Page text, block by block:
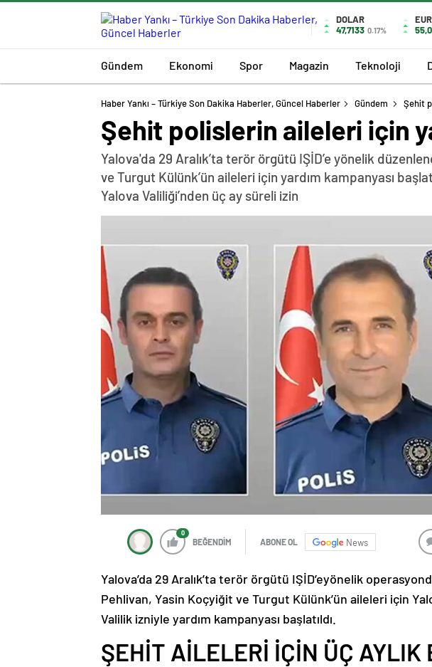
DOLAR
47,7133 0.17%
Gündem Ekonomi Spor Magazin Teknoloji
Haber Yankı – Türkiye Son Dakika Haberler, Güncel Haberler Gündem Şehit
Şehit polislerin aileleri için
Yalova'da 29 Aralık’ta terör örgütü IŞİD’e yönelik
ve Turgut Külünk’ün aileleri için yardım kampanyası
Yalova Valiliği’nden üç ay süreli izin
0
BEĞENDİM ABONE OL News
Yalova’da 29 Aralık’ta terör örgütü IŞİD’eyönelik
Pehlivan, Yasin Koçyiğit ve Turgut Külünk’ün aileleri için
Valilik izniyle yardım kampanyası başlatıldı.
ŞEHİT AİLELERİ İÇİN ÜÇ AYLIK